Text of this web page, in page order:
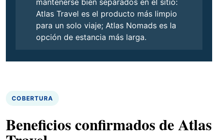
Atlas Travel es el producto más limpio
para un solo viaje; Atlas Nomads es la
opción de estancia más larga.
COBERTURA
Beneficios confirmados de Atlas